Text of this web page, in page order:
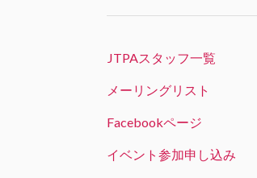
1
JTPA@シリ
22 1月 2025
「生成AI時代のデ
JTPAスタッフ一覧
メーリングリスト
Facebookページ
イベント参加申し込み